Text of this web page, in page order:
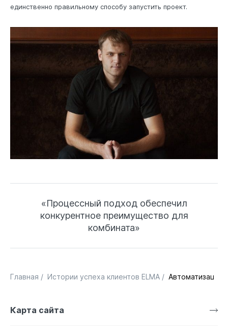
единственно правильному способу запустить проект.
«Процессный подход обеспечил
конкурентное преимущество для
комбината»
Главная / Истории успеха клиентов ELMA / Автоматизация
Карта сайта